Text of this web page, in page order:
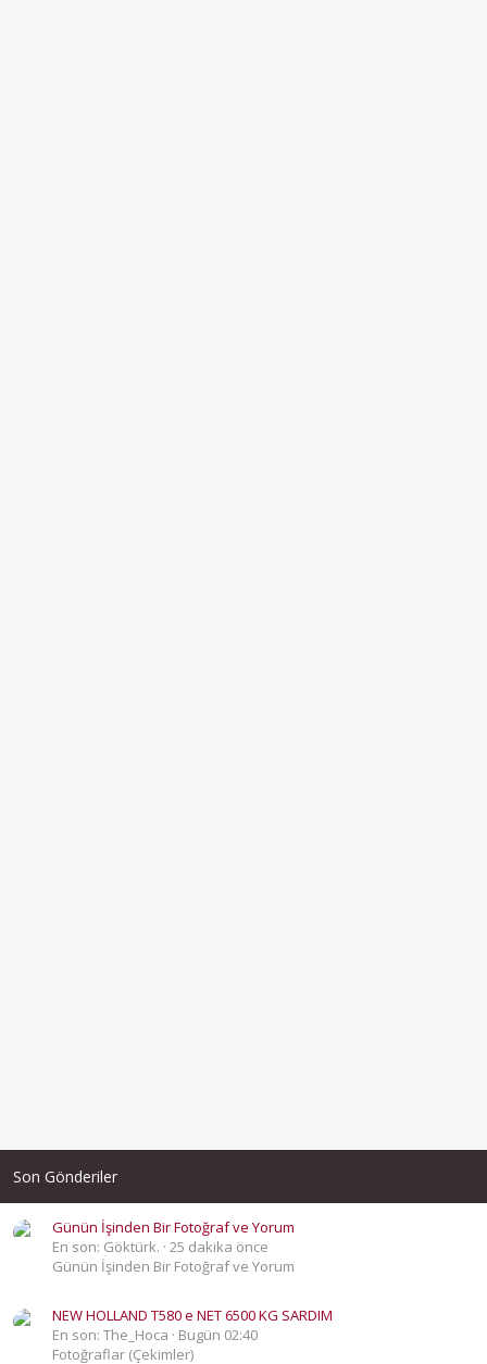
Son Gönderiler
Günün İşinden Bir Fotoğraf ve Yorum
En son: Göktürk. 25 dakika önce
Günün İşinden Bir Fotoğraf ve Yorum
NEW HOLLAND T580 e NET 6500 KG SARDIM
En son: The_Hoca
Bugün 02:40
Fotoğraflar (Çekimler)